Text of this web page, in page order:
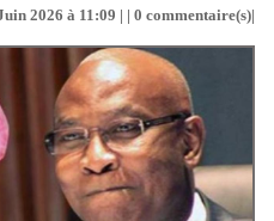
2026 à 11:09 | | 0 commentaire(s)|